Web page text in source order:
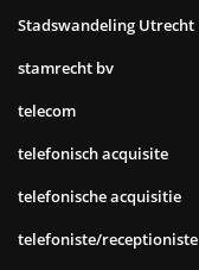
Stadswandeling Utrecht
stamrecht bv
telecom
telefonisch acquisite
telefonische acquisitie
telefoniste/receptioniste